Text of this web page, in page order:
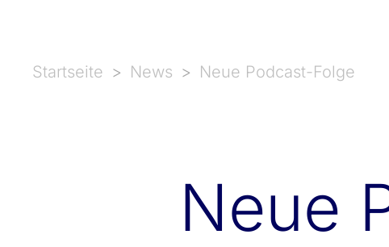
Startseite News Neue Podcast-Folge
Neue